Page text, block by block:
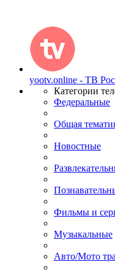
yootv.online - ТВ
Категории
Федеральные
Общая
Новостные
Фильмы и
Музыкальные
Авто/Мото